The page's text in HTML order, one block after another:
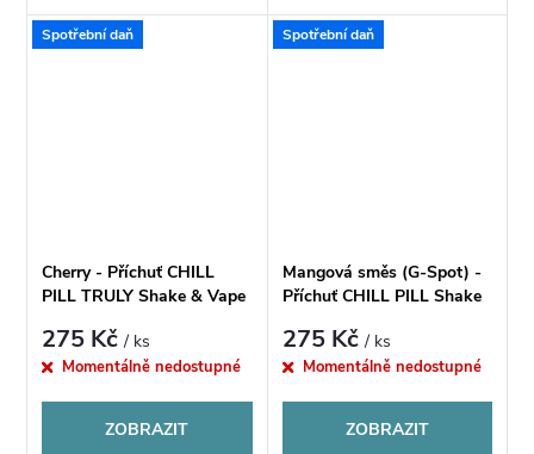
hlavně výrazných chutí,
které mají dlouhotrvající
a nakyslými tóny doplněná
o chladivou vlnu koolady a
Spotřební daň
Cherry - Příchuť CHILL
PILL TRULY Shake & Vape
275 Kč/ ks
Momentálně nedostupné
ZOBRAZIT
Spotřební daň
Mangová směs (G-Spot) -
Příchuť CHILL PILL Shake
275 Kč/ ks
Momentálně nedostupné
ZOBRAZIT